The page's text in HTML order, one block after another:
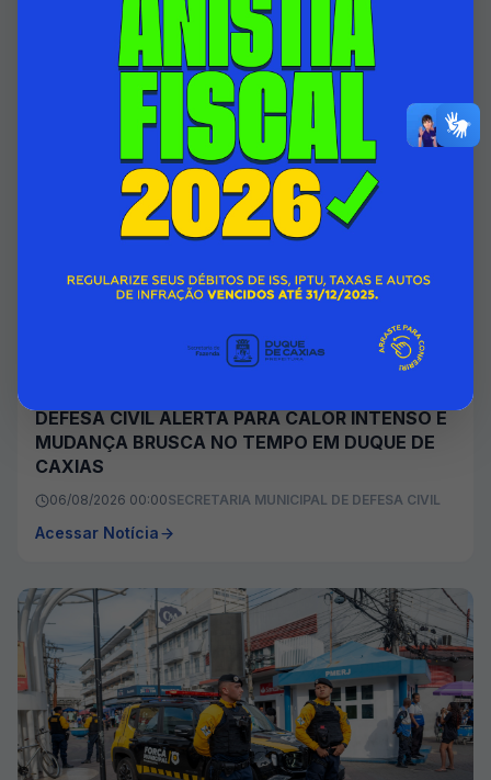
06/08/2026 00:00
SECRETARIA MUNICIPAL DE ASSISTÊNCIA SOCIAL E DIREITOS
Acessar Notícia
DEFESA CIVIL ALERTA PARA CALOR INTENSO E
MUDANÇA BRUSCA NO TEMPO EM DUQUE DE
CAXIAS
06/08/2026 00:00SECRETARIA MUNICIPAL DE DEFESA CIVIL
Acessar Notícia